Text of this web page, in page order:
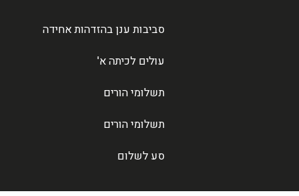
סביבות ענן בהזדהות אחידה
עולים לכיתה א'
תשלומי הורים
תשלומי הורים
סע לשלום